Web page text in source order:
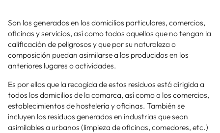
Son los generados en los domicilios particulares, comercios,
oficinas y servicios, así como todos aquellos que no tengan la
calificación de peligrosos y que por su naturaleza o
composición puedan asimilarse a los producidos en los
anteriores lugares o actividades.
Es por ellos que la recogida de estos residuos está dirigida a
todos los domicilios de la comarca, así como a los comercios,
establecimientos de hostelería y oficinas. También se
incluyen los residuos generados en industrias que sean
asimilables a urbanos (limpieza de oficinas, comedores, etc.)